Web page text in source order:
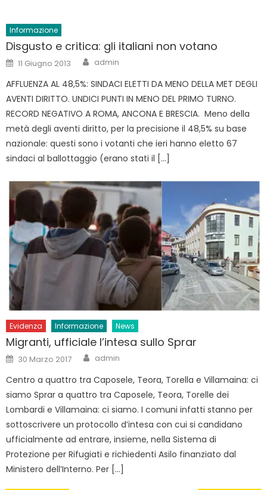
Informazione
Disgusto e critica: gli italiani non votano
Posted
on
11 Giugno 2013 Author
admin
AFFLUENZA AL 48,5%: SINDACI ELETTI DA MENO DELLA MET DEGLI
AVENTI DIRITTO. UNDICI PUNTI IN MENO DEL PRIMO TURNO.
RECORD NEGATIVO A ROMA, ANCONA E BRESCIA. Meno della
metà degli aventi diritto, per la precisione il 48,5% su base
nazionale: questi sono i votanti che ieri hanno eletto 67
sindaci al ballottaggio (erano stati il […]
Evidenza Informazione News
Migranti, ufficiale l’intesa sullo Sprar
Posted
on
30 Marzo 2017 Author
admin
Centro a quattro tra Caposele, Teora, Torella e Villamaina: ci
siamo Sprar a quattro tra Caposele, Teora, Torelle dei
Lombardi e Villamaina: ci siamo. I comuni infatti stanno per
sottoscrivere un protocollo d’intesa con cui si candidano
ufficialmente ad entrare, insieme, nella Sistema di
Protezione per Rifugiati e richiedenti Asilo finanziato dal
Ministero dell’Interno. Per […]